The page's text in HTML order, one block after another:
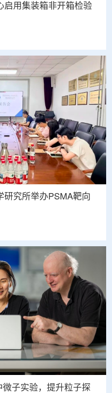
启用集装箱非开箱检验
究所举办PSMA靶向
子实验，提升粒子探